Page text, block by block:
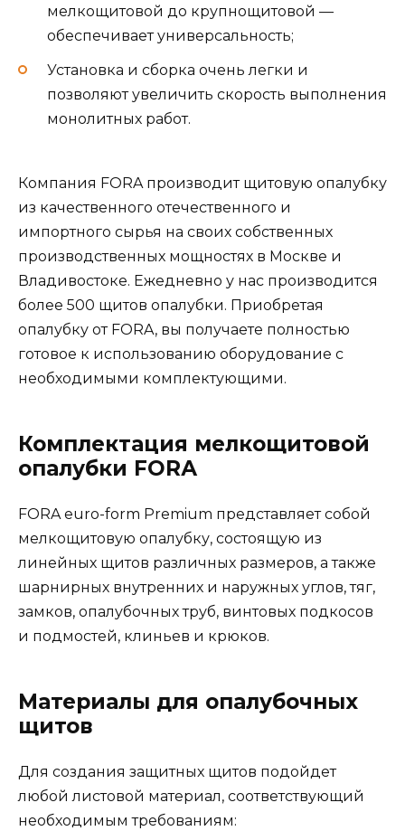
мелкощитовой до крупнощитовой —
обеспечивает универсальность;
Установка и сборка очень легки и
позволяют увеличить скорость выполнения
монолитных работ.
Компания FORA производит щитовую опалубку
из качественного отечественного и
импортного сырья на своих собственных
производственных мощностях в Москве и
Владивостоке. Ежедневно у нас производится
более 500 щитов опалубки. Приобретая
опалубку от FORA, вы получаете полностью
готовое к использованию оборудование с
необходимыми комплектующими.
Комплектация мелкощитовой
опалубки FORА
FORA euro-form Premium представляет собой
мелкощитовую опалубку, состоящую из
линейных щитов различных размеров, а также
шарнирных внутренних и наружных углов, тяг,
замков, опалубочных труб, винтовых подкосов
и подмостей, клиньев и крюков.
Материалы для опалубочных
щитов
Для создания защитных щитов подойдет
любой листовой материал, соответствующий
необходимым требованиям: